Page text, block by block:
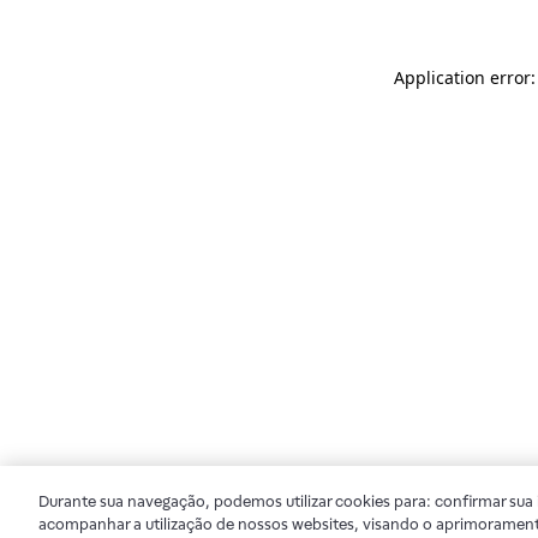
Application
Durante sua navegação, podemos utilizar cookies para: confirmar
acompanhar a utilização de nossos websites, visando o